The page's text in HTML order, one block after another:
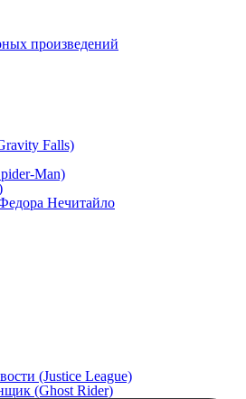
произведений
Falls)
Man)
Нечитайло
(Justice League)
(Ghost Rider)